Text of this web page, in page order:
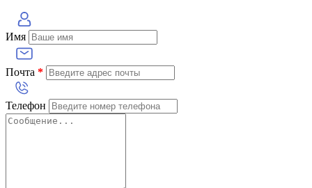
Имя
Почта *
Телефон